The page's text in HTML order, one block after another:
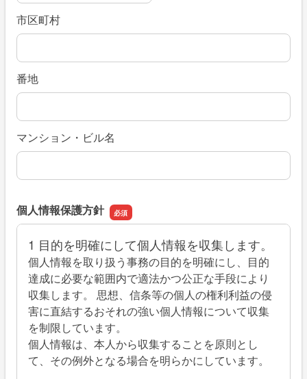
市区町村
番地
マンション・ビル名
個人情報保護方針
1 目的を明確にして個人情報を収集します。
個人情報を取り扱う事務の目的を明確にし、目的
達成に必要な範囲内で適法かつ公正な手段により
収集します。 思想、信条等の個人の権利利益の侵
害に直結するおそれの強い個人情報について収集
を制限しています。
個人情報は、本人から収集することを原則とし
て、その例外となる場合を明らかにしています。